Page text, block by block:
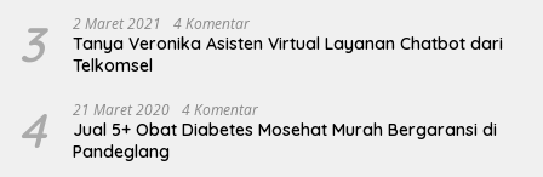
3 2 Maret 2021 4 Komentar
Tanya Veronika Asisten Virtual Layanan Chatbot dari
Telkomsel
4 21 Maret 2020 4 Komentar
Jual 5+ Obat Diabetes Mosehat Murah Bergaransi di
Pandeglang